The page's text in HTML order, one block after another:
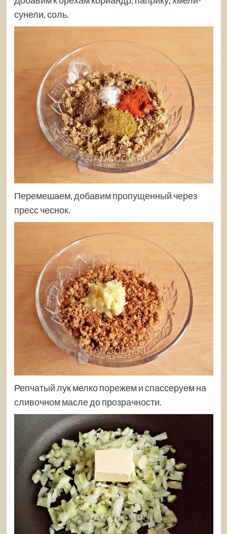
сунели, соль.
Перемешаем, добавим пропущенный через
пресс чеснок.
Репчатый лук мелко порежем и спассеруем на
сливочном масле до прозрачности.